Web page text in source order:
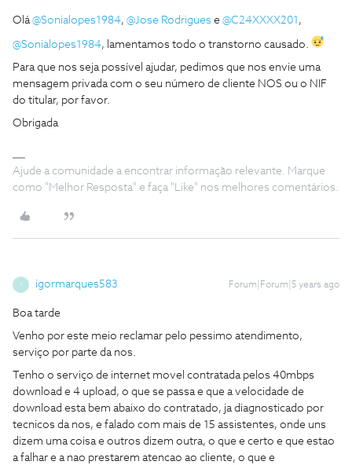
Olá@Sonialopes1984, @Jose Rodrigues e @C24XXXX201 ,
@Sonialopes1984, lamentamos todo o transtorno causado.
Para que nos seja possível ajudar, pedimos que nos envie uma
mensagem privada com o seu número de cliente NOS ou o NIF
do titular, por favor.
Obrigada
Ajude a comunidade a encontrar informação relevante. Marque
como "Melhor Resposta" e faça "Like" nos melhores comentários.
igormarques583 Forum|Forum|5 years ago
Boa tarde
Venho por este meio reclamar pelo pessimo atendimento,
serviço por parte da nos.
Tenho o serviço de internet movel contratada pelos 40mbps
download e 4 upload, o que se passa e que a velocidade de
download esta bem abaixo do contratado, ja diagnosticado por
tecnicos da nos, e falado com mais de 15 assistentes, onde uns
dizem uma coisa e outros dizem outra, o que e certo e que estao
a falhar e a nao prestarem atencao ao cliente, o que e